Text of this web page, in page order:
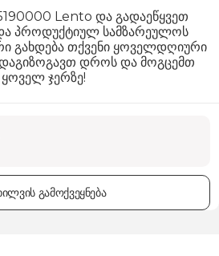
Lento და გადაეწყვეთ
პროდუქტიულ სამზარეულოს
გახდება თქვენი ყოველდღიური
დროს და მოგცემთ
ჯერზე!
გამოქვეყნება